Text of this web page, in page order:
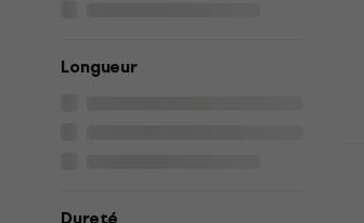
Longueur